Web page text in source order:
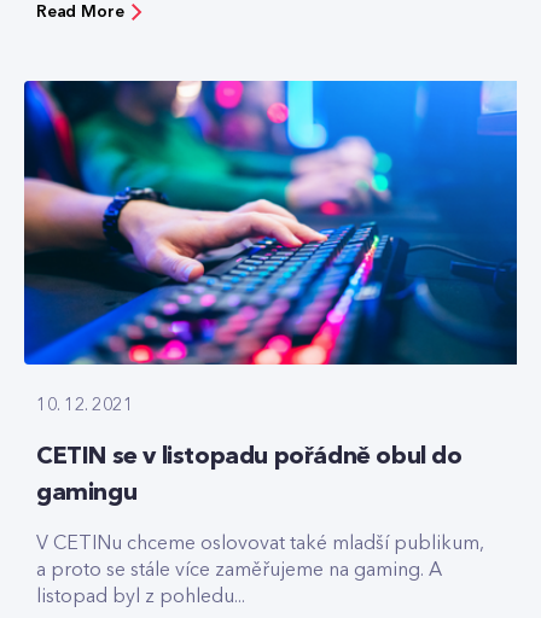
Read More
10. 12. 2021
CETIN se v listopadu pořádně obul do
gamingu
V CETINu chceme oslovovat také mladší publikum,
a proto se stále více zaměřujeme na gaming. A
listopad byl z pohledu...